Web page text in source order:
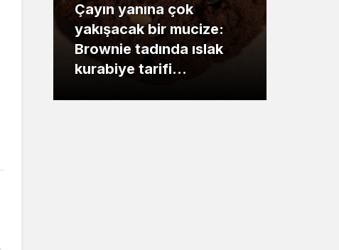
Çayın yanına çok
yakışacak bir mucize:
Brownie tadında ıslak
kurabiye tarifi…